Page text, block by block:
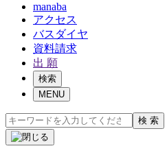
manaba
アクセス
バスダイヤ
資料請求
出 願
検索
MENU
検 索